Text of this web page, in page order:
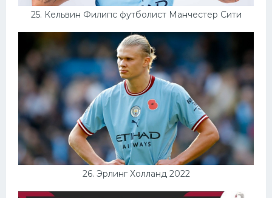
25. Кельвин Филипс футболист Манчестер Сити
26. Эрлинг Холланд 2022